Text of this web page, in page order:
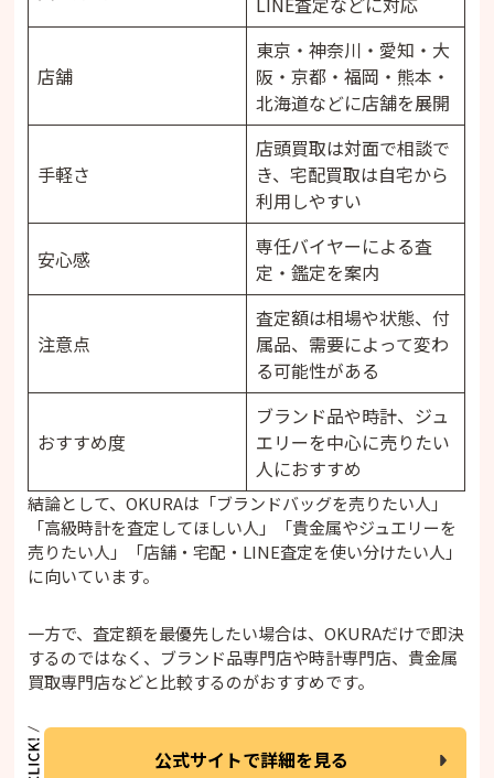
店舗
東京・神奈川・愛知・大
阪・京都・福岡・熊本・
北海道などに店舗を展開
手軽さ
店頭買取は対面で相談で
き、宅配買取は自宅から
利用しやすい
安心感
専任バイヤーによる査
定・鑑定を案内
注意点
査定額は相場や状態、付
属品、需要によって変わ
る可能性がある
おすすめ度
ブランド品や時計、ジュ
エリーを中心に売りたい
人におすすめ
結論として、OKURAは「ブランドバッグを売りたい人」
「高級時計を査定してほしい人」「貴金属やジュエリーを
売りたい人」「店舗・宅配・LINE査定を使い分けたい人」
に向いています。
一方で、査定額を最優先したい場合は、OKURAだけで即決
するのではなく、ブランド品専門店や時計専門店、貴金属
買取専門店などと比較するのがおすすめです。
公式サイトで詳細を見る